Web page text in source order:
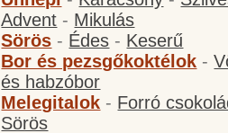
Advent - Mikulás
Sörös - Édes - Keserű
Bor és pezsgőkoktélok -
és habzóbor
Melegitalok - Forró
Sörös